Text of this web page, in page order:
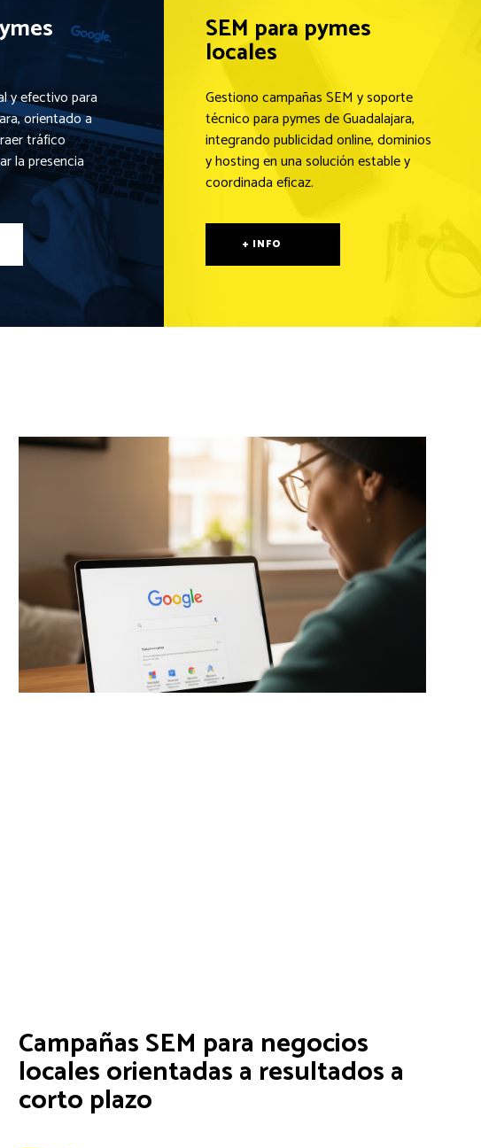
y efectivo para
orientado a
tráfico
la presencia
SEM para pymes
locales
Gestiono campañas SEM y soporte
técnico para pymes de Guadalajara,
integrando publicidad online, dominios
y hosting en una solución estable y
coordinada eficaz.
+ INFO
Campañas SEM para negocios
locales orientadas a resultados a
corto plazo